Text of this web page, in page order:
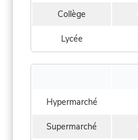
Collège
Lycée
Hypermarché
Supermarché